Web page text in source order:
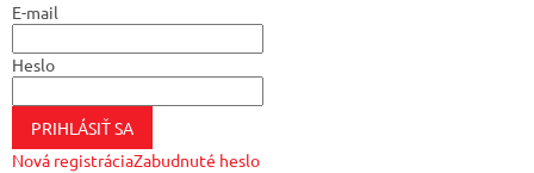
E-mail
Heslo
PRIHLÁSIŤ SA
Nová registráciaZabudnuté heslo